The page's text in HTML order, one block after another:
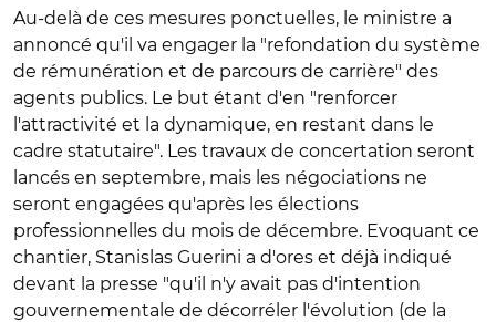
Au-delà de ces mesures ponctuelles, le ministre a
annoncé qu'il va engager la "refondation du système
de rémunération et de parcours de carrière" des
agents publics. Le but étant d'en "renforcer
l'attractivité et la dynamique, en restant dans le
cadre statutaire". Les travaux de concertation seront
lancés en septembre, mais les négociations ne
seront engagées qu'après les élections
professionnelles du mois de décembre. Evoquant ce
chantier, Stanislas Guerini a d'ores et déjà indiqué
devant la presse "qu'il n'y avait pas d'intention
gouvernementale de décorréler l'évolution (de la